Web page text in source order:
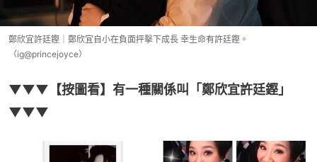
鄭欣宜許廷鏗｜鄭欣宜自小在負面抨擊下成長 幸生命有許廷鏗。
（ig@princejoyce）
▼▼▼【按圖看】有一種關係叫「鄭欣宜許廷鏗」
▼▼▼